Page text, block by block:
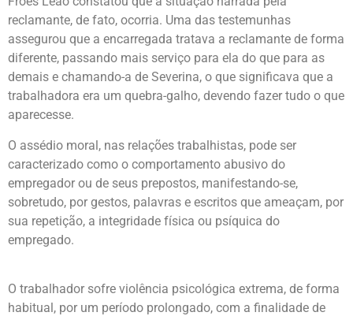
reclamante, de fato, ocorria. Uma das testemunhas
assegurou que a encarregada tratava a reclamante de forma
diferente, passando mais serviço para ela do que para as
demais e chamando-a de Severina, o que significava que a
trabalhadora era um quebra-galho, devendo fazer tudo o que
aparecesse.
O assédio moral, nas relações trabalhistas, pode ser
caracterizado como o comportamento abusivo do
empregador ou de seus prepostos, manifestando-se,
sobretudo, por gestos, palavras e escritos que ameaçam, por
sua repetição, a integridade física ou psíquica do
empregado.
O trabalhador sofre violência psicológica extrema, de forma
habitual, por um período prolongado, com a finalidade de